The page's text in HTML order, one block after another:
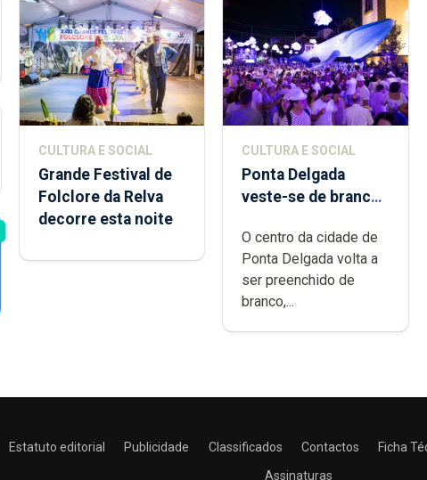
CULTURA E SOCIAL
Grande Festival de
Folclore da Relva
decorre esta noite
CULTURA E SOCIAL
Ponta Delgada
veste-se de branco
O centro da cidade de
Ponta Delgada volta a
ser preenchido de
branco,...
Estatuto editorial Publicidade Classificados Contactos Ficha
Assinaturas